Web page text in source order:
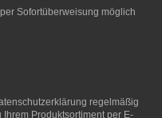
regelmäßig
Produktsortiment per E-